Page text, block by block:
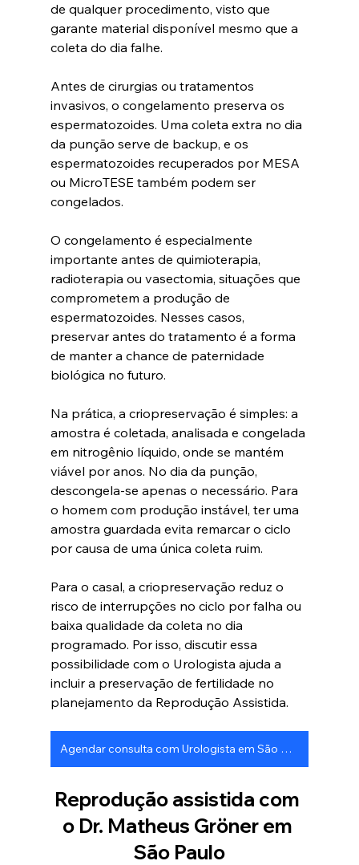
de qualquer procedimento, visto que
garante material disponível mesmo que a
coleta do dia falhe.
Antes de cirurgias ou tratamentos
invasivos, o congelamento preserva os
espermatozoides. Uma coleta extra no dia
da punção serve de backup, e os
espermatozoides recuperados por MESA
ou MicroTESE também podem ser
congelados.
O congelamento é especialmente
importante antes de quimioterapia,
radioterapia ou vasectomia, situações que
comprometem a produção de
espermatozoides. Nesses casos,
preservar antes do tratamento é a forma
de manter a chance de paternidade
biológica no futuro.
Na prática, a criopreservação é simples: a
amostra é coletada, analisada e congelada
em nitrogênio líquido, onde se mantém
viável por anos. No dia da punção,
descongela-se apenas o necessário. Para
o homem com produção instável, ter uma
amostra guardada evita remarcar o ciclo
por causa de uma única coleta ruim.
Para o casal, a criopreservação reduz o
risco de interrupções no ciclo por falha ou
baixa qualidade da coleta no dia
programado. Por isso, discutir essa
possibilidade com o Urologista ajuda a
incluir a preservação de fertilidade no
planejamento da Reprodução Assistida.
Agendar consulta com Urologista em São Paulo
Reprodução assistida com
o Dr. Matheus Gröner em
São Paulo